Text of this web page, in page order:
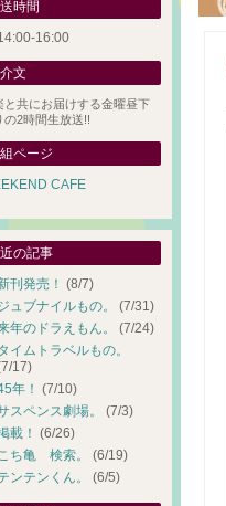
時間
16:00
文
と共にお届けする金曜昼下
の2時間生放送!!
ページ
CAFE
の記事
刊発売！ (8/7)
ュブナイルもの。
(7/31)
年のドラえもん。
(7/24)
イムトラベルもの。
17)
年！ (7/10)
スペンス劇場。
(7/3)
載！ (6/26)
ち亀 検索。
(6/19)
ンテンくん。
(6/5)